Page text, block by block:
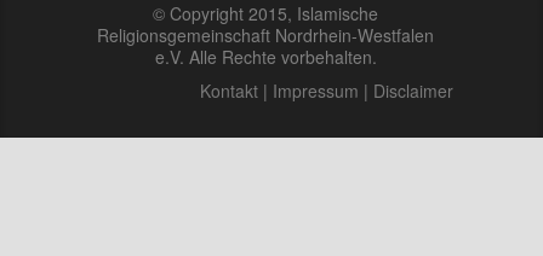
© Copyright 2015, Islamische
Religionsgemeinschaft Nordrhein-Westfalen
e.V. Alle Rechte vorbehalten.
Kontakt | Impressum | Disclaimer